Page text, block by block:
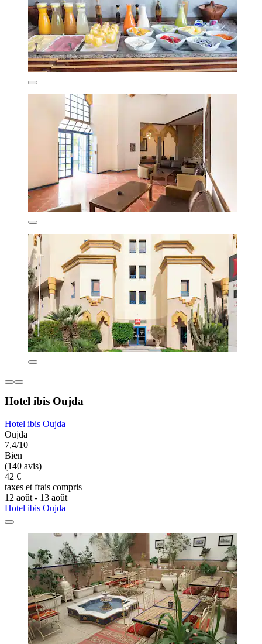
Hotel ibis Oujda
Hotel ibis Oujda
Oujda
7,4/10
Bien
(140 avis)
42 €
taxes et frais compris
12 août - 13 août
Hotel ibis Oujda